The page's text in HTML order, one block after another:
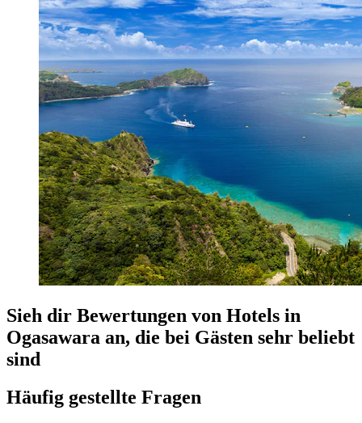
Sieh dir Bewertungen von Hotels in
Ogasawara an, die bei Gästen sehr beliebt
sind
Häufig gestellte Fragen